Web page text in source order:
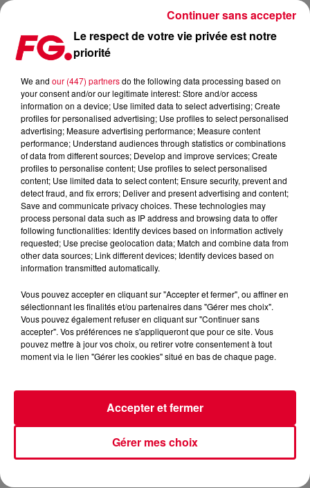
FG MIX DANCE : TOOLROOM
Le respect de votre vie privée est notre
priorité
We and our (447) partnersdo the following data processing based on
your consent and/or our legitimate interest: Store and/or access
information on a device; Use limited data to select advertising; Create
profiles for personalised advertising; Use profiles to select personalised
advertising; Measure advertising performance; Measure content
performance; Understand audiences through statistics or combinations
of data from different sources; Develop and improve services; Create
profiles to personalise content; Use profiles to select personalised
content; Use limited data to select content; Ensure security, prevent and
detect fraud, and fix errors; Deliver and present advertising and content;
Save and communicate privacy choices. These technologies may
process personal data such as IP address and browsing data to offer
following functionalities: Identify devices based on information actively
requested; Use precise geolocation data; Match and combine data from
other data sources; Link different devices; Identify devices based on
information transmitted automatically.
Vous pouvez accepter en cliquant sur "Accepter et fermer", ou affiner en
sélectionnant les finalités et/ou partenaires dans "Gérer mes choix".
Vous pouvez également refuser en cliquant sur "Continuer sans
accepter". Vos préférences ne s'appliqueront que pour ce site. Vous
pouvez mettre à jour vos choix, ou retirer votre consentement à tout
moment via le lien "Gérer les cookies" situé en bas de chaque page.
Gérer mes choix
Accepter et fermer
Continuer sans accepter